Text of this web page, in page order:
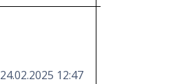
24.02.2025 12:47